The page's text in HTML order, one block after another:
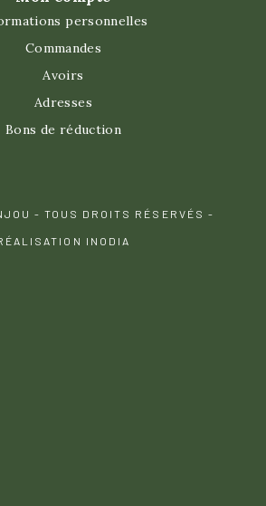
personnelles
Commandes
Avoirs
Adresses
Bons de réduction
- TOUS DROITS RÉSERVÉS -
INODIA